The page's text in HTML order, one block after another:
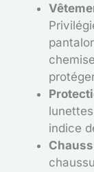
indice